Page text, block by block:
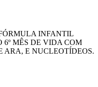
INFANTIL
6º MÊS DE VIDA COM
ARA, E NUCLEOTÍDEOS.